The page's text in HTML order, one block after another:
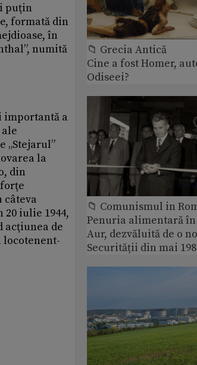
puţin
formată din
în
numită
importantă a
„Stejarul”
la
din
câteva
iulie 1944,
acţiunea de
📁 Grecia Antică
Cine a fost Homer,
Odiseei?
📁 Comunismul in
Penuria alimentară în
Aur, dezvăluită de o
Securității din mai